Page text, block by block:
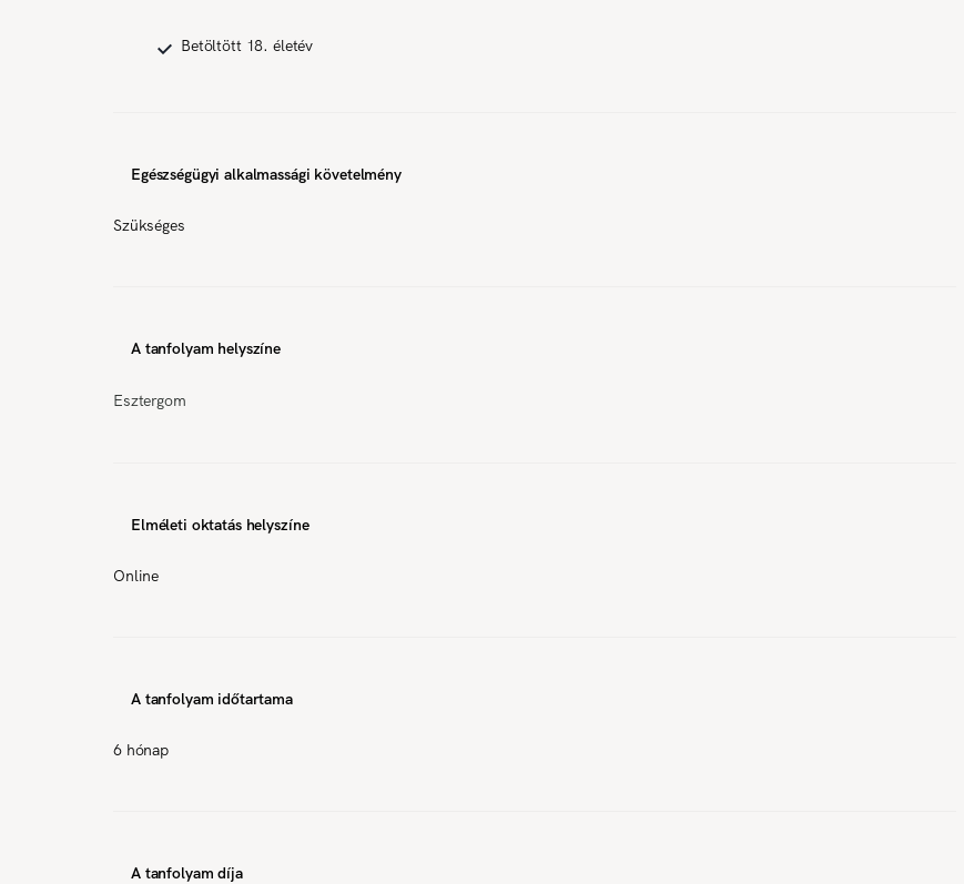
Betöltött 18. életév
Egészségügyi alkalmassági követelmény
Szükséges
A tanfolyam helyszíne
Esztergom
Elméleti oktatás helyszíne
Online
A tanfolyam időtartama
6 hónap
A tanfolyam díja